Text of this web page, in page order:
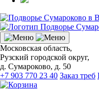
Московская область,
Рузский городской округ,
д. Сумароково, д. 50
+7 903 770 23 40 Заказ треб